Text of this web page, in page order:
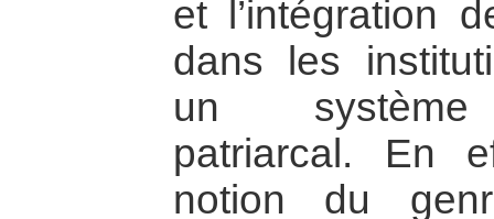
et l’intégration
dans les
un système
patriarcal. En
notion du